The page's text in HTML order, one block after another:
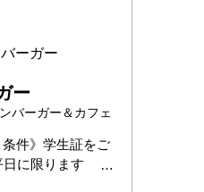
ー
ーガー＆カフェ
件》学生証をご
に限ります